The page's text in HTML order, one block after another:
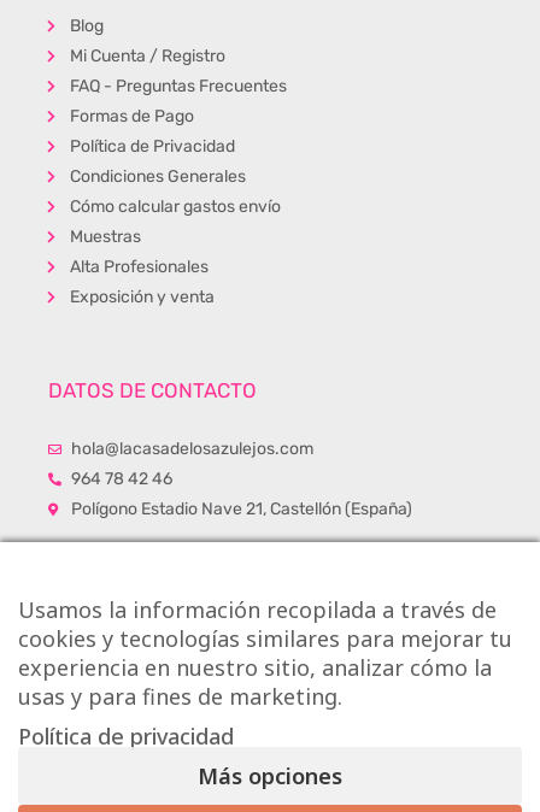
Blog
Mi Cuenta / Registro
FAQ - Preguntas Frecuentes
Formas de Pago
Política de Privacidad
Condiciones Generales
Cómo calcular gastos envío
Muestras
Alta Profesionales
Exposición y venta
DATOS DE CONTACTO
hola@lacasadelosazulejos.com
964 78 42 46
Polígono Estadio Nave 21, Castellón (España)
Usamos la información recopilada a través de
cookies y tecnologías similares para mejorar tu
experiencia en nuestro sitio, analizar cómo la
usas y para fines de marketing.
Política de privacidad
Más opciones